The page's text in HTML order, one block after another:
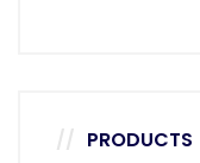
PRODUCTS